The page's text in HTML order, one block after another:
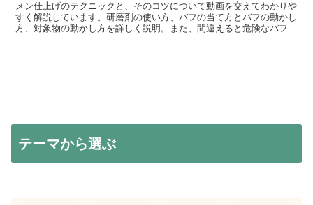
メン仕上げのテクニックと、そのコツについて動画を交えてわかりや
すく解説しています。研磨剤の使い方、バフの当て方とバフの動かし
方、対象物の動かし方を詳しく説明。また、間違えると危険なバフの
テーマから選ぶ